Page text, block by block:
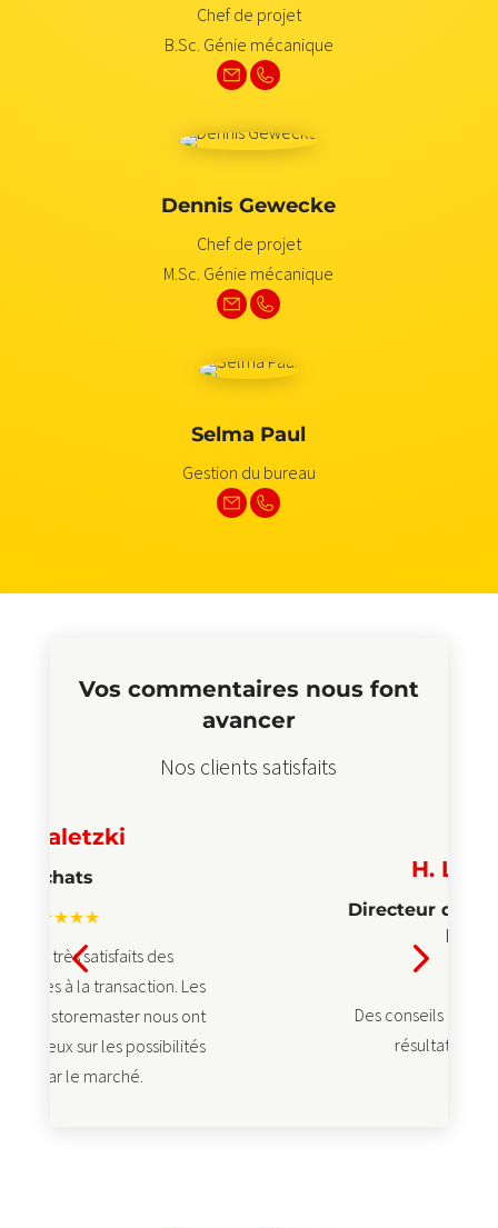
Chef de projet
B.Sc. Génie mécanique
Dennis Gewecke
Chef de projet
M.Sc. Génie mécanique
Selma Paul
Gestion du bureau
Vos commentaires nous font
avancer
Nos clients satisfaits
Directeur de l'entrepôt et de la
Des conseils avisés et orientés vers les
résultats. Merci beaucoup !